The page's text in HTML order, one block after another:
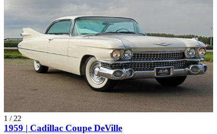
1 / 22
1959 | Cadillac Coupe DeVille